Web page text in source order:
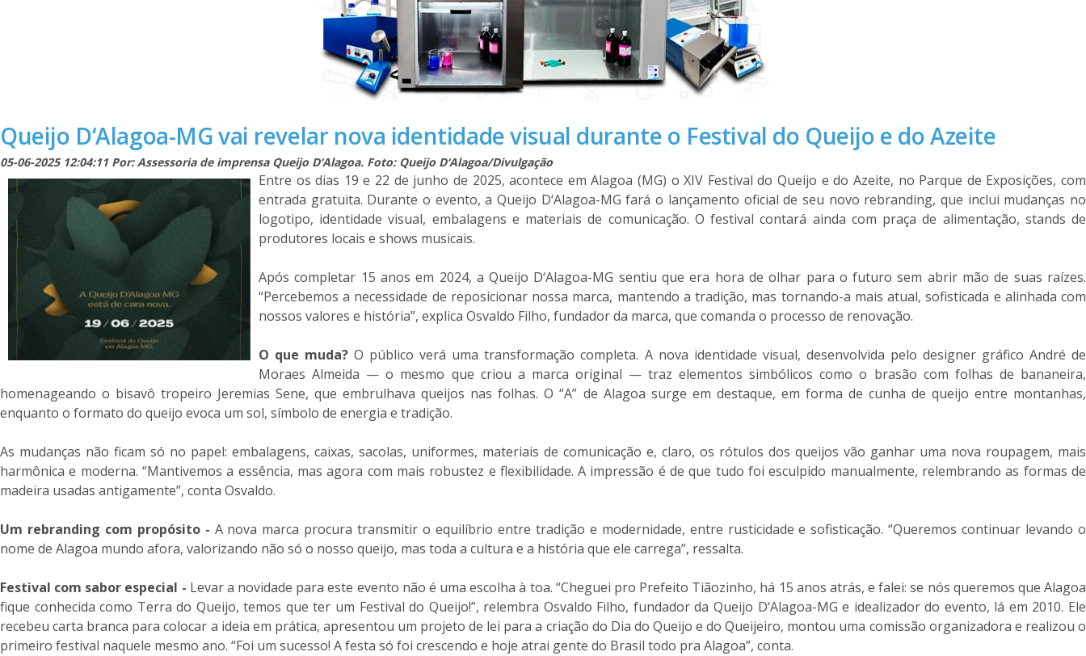
Queijo D‘Alagoa-MG vai revelar nova identidade visual durante o Festival do Queijo e do Azeite
05-06-2025 12:04:11 Por: Assessoria de imprensa Queijo D‘Alagoa. Foto: Queijo D‘Alagoa/Divulgação
Entre os dias 19 e 22 de junho de 2025, acontece em Alagoa (MG) o XIV Festival do Queijo e do Azeite, no Parque de Exposições, com
entrada gratuita. Durante o evento, a Queijo D‘Alagoa-MG fará o lançamento oficial de seu novo rebranding, que inclui mudanças no
logotipo, identidade visual, embalagens e materiais de comunicação. O festival contará ainda com praça de alimentação, stands de
produtores locais e shows musicais.
Após completar 15 anos em 2024, a Queijo D‘Alagoa-MG sentiu que era hora de olhar para o futuro sem abrir mão de suas raízes.
“Percebemos a necessidade de reposicionar nossa marca, mantendo a tradição, mas tornando-a mais atual, sofisticada e alinhada com
nossos valores e história”, explica Osvaldo Filho, fundador da marca, que comanda o processo de renovação.
O que muda?O público verá uma transformação completa. A nova identidade visual, desenvolvida pelo designer gráfico André de
Moraes Almeida — o mesmo que criou a marca original — traz elementos simbólicos como o brasão com folhas de bananeira,
homenageando o bisavô tropeiro Jeremias Sene, que embrulhava queijos nas folhas. O “A” de Alagoa surge em destaque, em forma de cunha de queijo entre montanhas,
enquanto o formato do queijo evoca um sol, símbolo de energia e tradição.
As mudanças não ficam só no papel: embalagens, caixas, sacolas, uniformes, materiais de comunicação e, claro, os rótulos dos queijos vão ganhar uma nova roupagem, mais
harmônica e moderna. “Mantivemos a essência, mas agora com mais robustez e flexibilidade. A impressão é de que tudo foi esculpido manualmente, relembrando as formas de
madeira usadas antigamente”, conta Osvaldo.
Um rebranding com propósito - A nova marca procura transmitir o equilíbrio entre tradição e modernidade, entre rusticidade e sofisticação. “Queremos continuar levando o
nome de Alagoa mundo afora, valorizando não só o nosso queijo, mas toda a cultura e a história que ele carrega”, ressalta.
Festival com sabor especial - Levar a novidade para este evento não é uma escolha à toa. “Cheguei pro Prefeito Tiãozinho, há 15 anos atrás, e falei: se nós queremos que Alagoa
fique conhecida como Terra do Queijo, temos que ter um Festival do Queijo!”, relembra Osvaldo Filho, fundador da Queijo D‘Alagoa-MG e idealizador do evento, lá em 2010. Ele
recebeu carta branca para colocar a ideia em prática, apresentou um projeto de lei para a criação do Dia do Queijo e do Queijeiro, montou uma comissão organizadora e realizou o
primeiro festival naquele mesmo ano. “Foi um sucesso! A festa só foi crescendo e hoje atrai gente do Brasil todo pra Alagoa”, conta.